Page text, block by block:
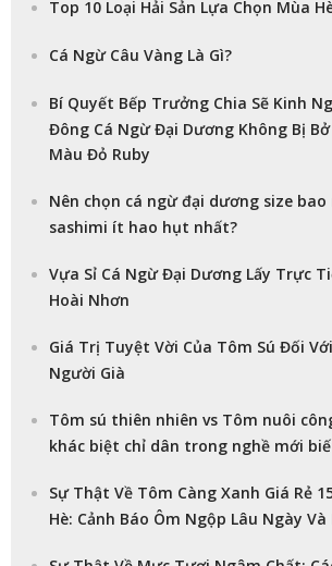
Top 10 Loại Hải Sản Lựa Chọn Mùa
Cá Ngừ Câu Vàng Là Gì?
Bí Quyết Bếp Trưởng Chia Sẽ Kinh
Đông Cá Ngừ Đại Dương Không Bị
Màu Đỏ Ruby
Nên chọn cá ngừ đại dương size bao
sashimi ít hao hụt nhất?
Vựa Sỉ Cá Ngừ Đại Dương Lấy Trực
Hoài Nhơn
Giá Trị Tuyệt Vời Của Tôm Sú Đối
Người Già
Tôm sú thiên nhiên vs Tôm nuôi
khác biệt chỉ dân trong nghề mới
Sự Thật Về Tôm Càng Xanh Giá Rẻ
Hè: Cảnh Báo Ôm Ngộp Lâu Ngày Và